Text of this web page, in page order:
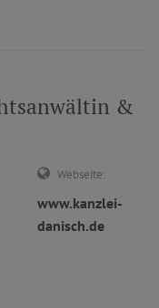
&
Webseite:
www.kanzlei-
danisch.de